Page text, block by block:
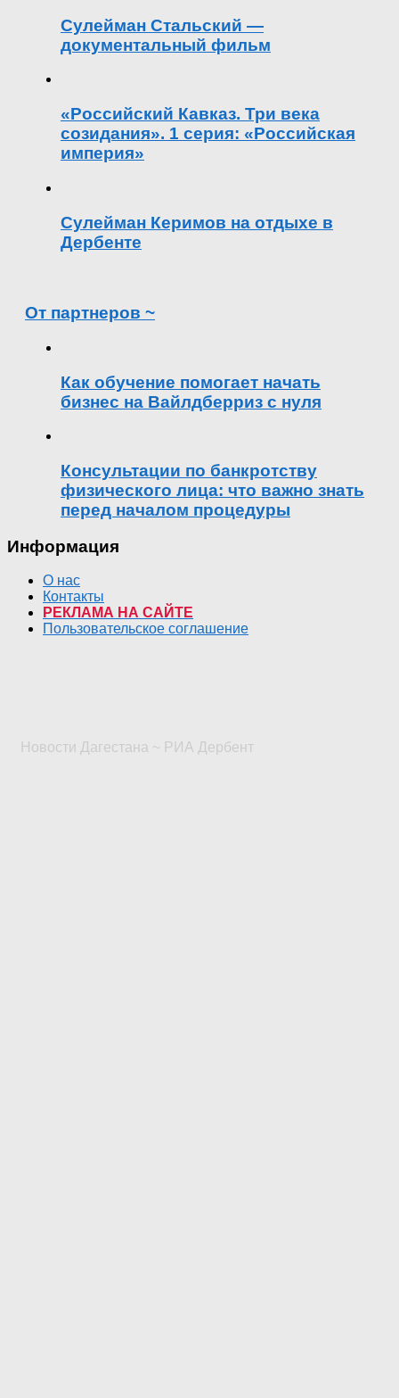
Сулейман Стальский —
документальный фильм
«Российский Кавказ. Три века
созидания». 1 серия: «Российская
империя»
Сулейман Керимов на отдыхе в
Дербенте
От партнеров ~
Как обучение помогает начать
бизнес на Вайлдберриз с нуля
Консультации по банкротству
физического лица: что важно знать
перед началом процедуры
Информация
О нас
Контакты
РЕКЛАМА НА САЙТЕ
Пользовательское соглашение
Новости Дагестана ~ РИА Дербент